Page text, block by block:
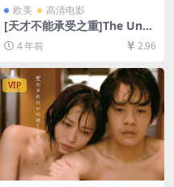
欧美 高清电影
[天才不能承受之重]The Unbe
arable Weight of Massive T
alent (2022)[百度网盘+迅雷
云盘资源1080P超清未删减]
[MP4/6.7GB][中英字幕]
4 年前 2.96
VIP